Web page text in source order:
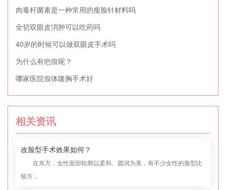
肉毒杆菌素是一种常用的瘦脸针材料吗
全切双眼皮消肿可以吃药吗
40岁的时候可以做双眼皮手术吗
为什么有疤痕呢？
哪家医院假体隆胸手术好
相关资讯
改脸型手术效果如何？
在东方，女性面部轮廓以柔和、圆润为美，有不少女性的脸型比
较方...